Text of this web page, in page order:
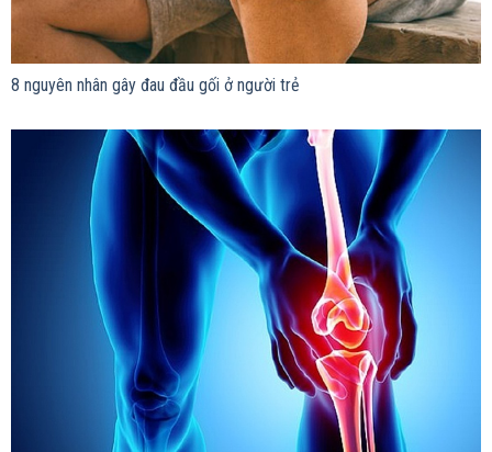
8 nguyên nhân gây đau đầu gối ở người trẻ